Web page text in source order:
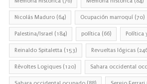
Nicolás Maduro (64) Ocupación marroquí (70)
Palestina/Israel (184) política (66) Política
Reinaldo Spitaletta (153) Revueltas lógicas
Révoltes Logiques (120) Sahara occidental